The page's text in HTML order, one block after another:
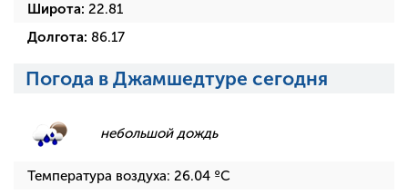
Широта: 22.81
Долгота: 86.17
Погода в Джамшедтуре сегодня
небольшой дождь
Температура воздуха: 26.04 ºC